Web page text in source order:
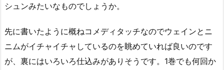
シュンみたいなものでしょうか。
先に書いたように概ねコメディタッチなのでウェインとニ
ニムがイチャイチャしているのを眺めていれば良いのです
が、裏にはいろいろ仕込みがありそうです。1巻でも何回か